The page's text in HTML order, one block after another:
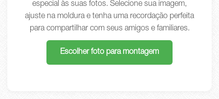
especial às suas fotos. Selecione sua imagem,
ajuste na moldura e tenha uma recordação perfeita
para compartilhar com seus amigos e familiares.
Escolher foto para montagem